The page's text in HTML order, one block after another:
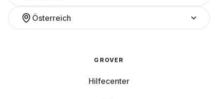
Österreich
GROVER
Hilfecenter